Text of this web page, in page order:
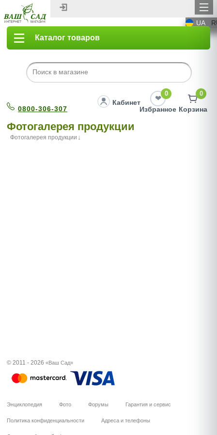
UA
Каталог товаров
0800-306-307
Кабинет
0
Избранное
0
Корзина
Фотогалерея продукции
Фотогалерея продукции
© 2011 - 2026 «Ваш Сад»
Энциклопедия Фото Форумы Гарантия и сервис
Политика конфиденциальности Адреса и телефоны